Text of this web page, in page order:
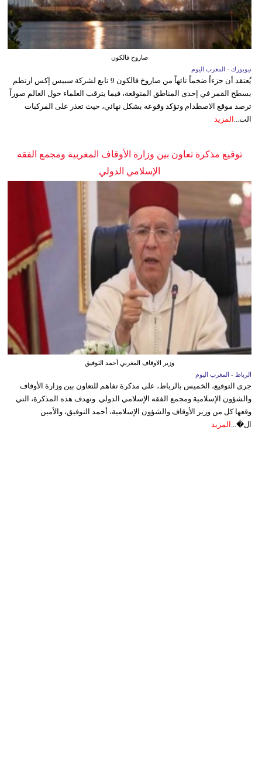
صاروخ فالكون
نيويورك - المغرب اليوم
يُعتقد أن جزءاً ضخماً تائهاً من صاروخ فالكون 9 تابع لشركة سبيس إكس ارتطم
بسطح القمر في إحدى المناطق المتوقعة، فيما يترقب العلماء حول العالم صوراً
ترصد موقع الاصطدام وتؤكد وقوعه بشكل نهائي، حيث تعذر على المركبات
الت... المزيد
توقيع مذكرة تعاون بين وزارة الأوقاف المغربية ومجمع الفقه
الإسلامي الدولي
وزير الاوقاف المغربي أحمد التوفيق
الرباط - المغرب اليوم
جرى التوقيع، الخميس بالرباط، على مذكرة تفاهم للتعاون بين وزارة الأوقاف
والشؤون الإسلامية ومجمع الفقه الإسلامي الدولي. وتهدف هذه المذكرة، التي
وقعها كل من وزير الأوقاف والشؤون الإسلامية، أحمد التوفيق، والأمين
ال�... المزيد